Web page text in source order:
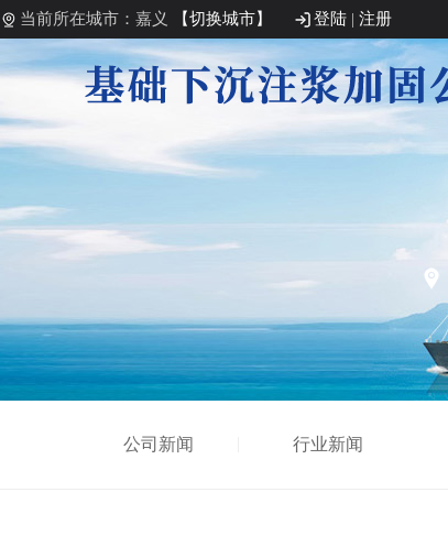
当前所在城市：嘉义 【切换城市】 登陆 | 注册
公司新闻 行业新闻